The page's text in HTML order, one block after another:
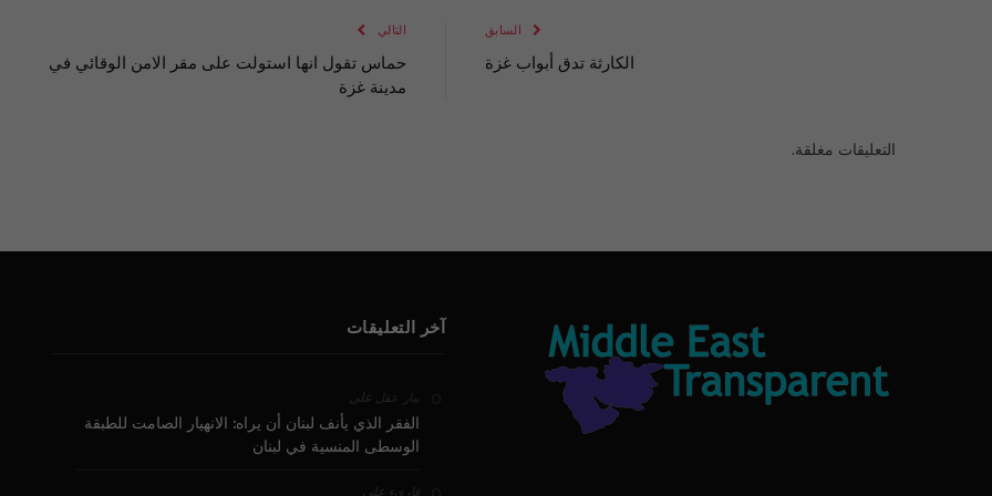
السابق
الكارثة تدق أبواب غزة
التالي
حماس تقول انها استولت على مقر الامن الوقائي في
مدينة غزة
التعليقات مغلقة.
آخر التعليقات
بيار عقل على
الفقر الذي يأنف لبنان أن يراه: الانهيار الصامت للطبقة
الوسطى المنسية في لبنان
قارىء على